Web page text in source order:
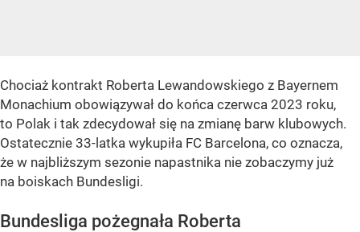
Chociaż kontrakt Roberta Lewandowskiego z Bayernem
Monachium obowiązywał do końca czerwca 2023 roku,
to Polak i tak zdecydował się na zmianę barw klubowych.
Ostatecznie 33-latka wykupiła FC Barcelona, co oznacza,
że w najbliższym sezonie napastnika nie zobaczymy już
na boiskach Bundesligi.
Bundesliga pożegnała Roberta